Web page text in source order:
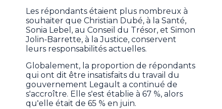
Les répondants étaient plus nombreux à
souhaiter que Christian Dubé, à la Santé,
Sonia Lebel, au Conseil du Trésor, et Simon
Jolin-Barrette, à la Justice, conservent
leurs responsabilités actuelles.
Globalement, la proportion de répondants
qui ont dit être insatisfaits du travail du
gouvernement Legault a continué de
s'accroître. Elle s'est établie à 67 %, alors
qu'elle était de 65 % en juin.